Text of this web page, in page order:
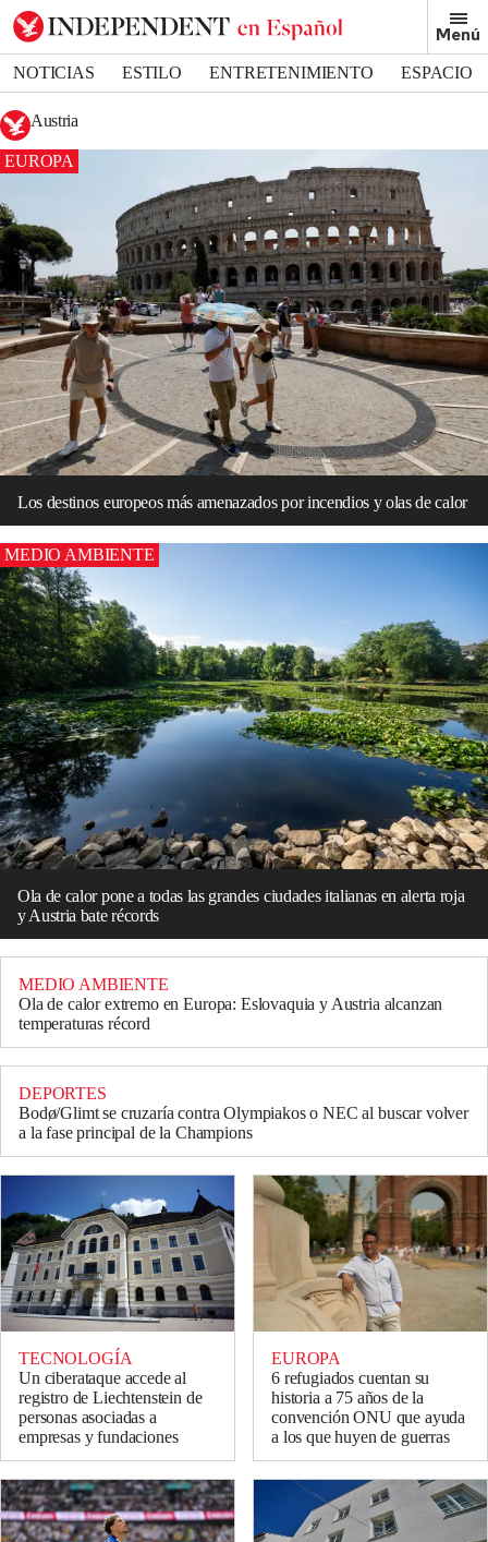
Menú
NOTICIAS ESTILO ENTRETENIMIENTO
ESPACIO
DEPORTES
Austria
EUROPA
Los destinos europeos más amenazados por incendios y olas de calor
MEDIO AMBIENTE
Ola de calor pone a todas las grandes ciudades italianas en alerta roja
y Austria bate récords
MEDIO AMBIENTE
Ola de calor extremo en Europa: Eslovaquia y Austria alcanzan
temperaturas récord
DEPORTES
Bodø/Glimt se cruzaría contra Olympiakos o NEC al buscar volver
a la fase principal de la Champions
TECNOLOGÍA
Un ciberataque accede al
registro de Liechtenstein de
personas asociadas a
empresas y fundaciones
EUROPA
6 refugiados cuentan su
historia a 75 años de la
convención ONU que ayuda
a los que huyen de guerras